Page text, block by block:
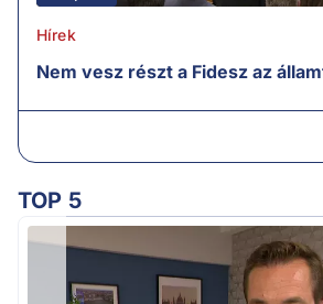
Hírek
Nem vesz részt a Fidesz az
TOP 5